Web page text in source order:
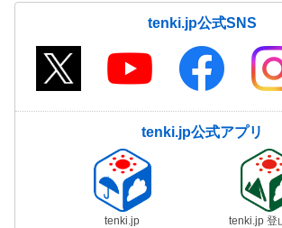
tenki.jp公式SNS
tenki.jp公式アプリ
tenki.jp tenki.jp 登